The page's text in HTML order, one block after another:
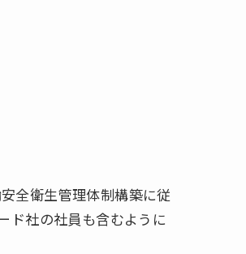
全衛生管理体制構築に従
ド社の社員も含むように